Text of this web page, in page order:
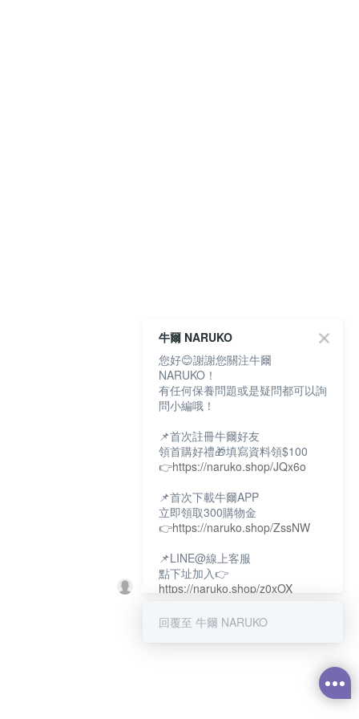
牛爾 NARUKO
您好😊謝謝您關注牛爾
NARUKO！
有任何保養問題或是疑問都可以詢
問小編哦！
📌首次註冊牛爾好友
領首購好禮🎁填寫資料領$100
👉https://naruko.shop/JQx6o
📌首次下載牛爾APP
立即領取300購物金
👉https://naruko.shop/ZssNW
📌LINE@線上客服
點下址加入👉
https://naruko.shop/z0xOX
📌電話客服：02-26581707
回覆至 牛爾 NARUKO